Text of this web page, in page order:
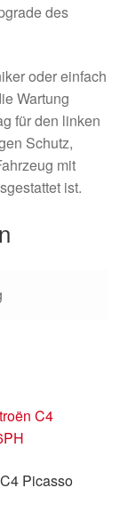
des
oder einfach
Wartung
für den linken
Schutz,
mit
ist.
Picasso